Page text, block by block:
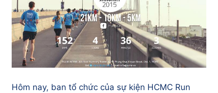
Hôm nay, ban tổ chức của sự kiện HCMC Run